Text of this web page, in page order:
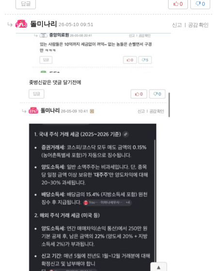
답글 0
0
돌미나리 26-05-10 09:51 신고 | 공감 확인